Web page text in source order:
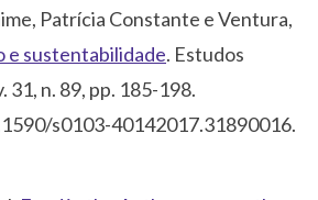
Patrícia Constante e Ventura,
e sustentabilidade. Estudos
31, n. 89, pp. 185-198.
s0103-40142017.31890016.